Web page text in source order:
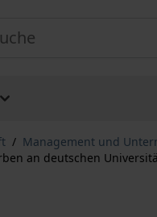
/ Management und
an deutschen